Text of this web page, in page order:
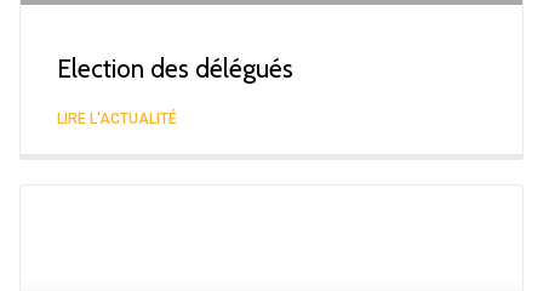
Election des délégués
LIRE L'ACTUALITÉ